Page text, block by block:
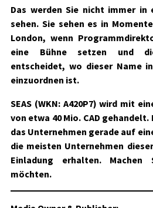
Das werden Sie nicht immer in
sehen. Sie sehen es in
London, wenn
eine Bühne setzen und
entscheidet, wo dieser Name
einzuordnen ist.
SEAS (WKN: A420P7) wird mit
von etwa 40 Mio. CAD
das Unternehmen gerade auf
die meisten Unternehmen
Einladung erhalten.
möchten.